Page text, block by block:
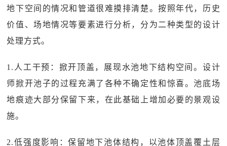
地下空间的情况和管道很难摸排清楚。按照年代，历史
价值、场地情况等要素进行分析，分为二种类型的设计
处理方式。
1.人工干预：掀开顶盖，展现水池地下结构空间。设计
师掀开池子的过程充满了各种不确定性和惊喜。池底场
地痕迹大部分保留下来，在此基础上增加必要的景观设
施。
2.低强度影响：保留地下池体结构，以池体顶盖覆土层